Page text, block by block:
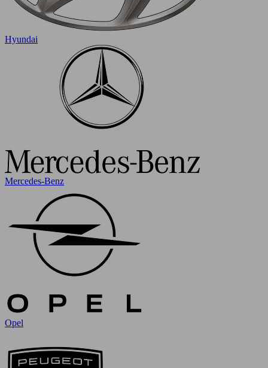
Hyundai
Mercedes-Benz
Opel